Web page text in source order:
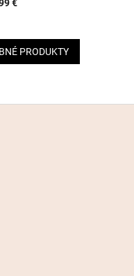
€
PRODUKTY